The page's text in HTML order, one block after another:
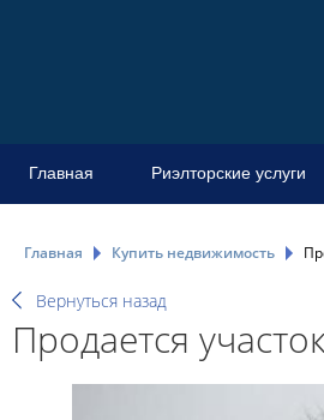
Главная Риэлторские услуги
Главная Купить недвижимость
Вернуться назад
Продается